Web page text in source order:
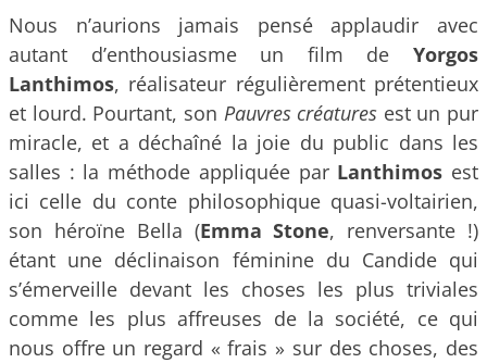
Nous n’aurions jamais pensé applaudir avec
autant d’enthousiasme un film de Yorgos
Lanthimos, réalisateur régulièrement prétentieux
et lourd. Pourtant, son Pauvres créatures est un pur
miracle, et a déchaîné la joie du public dans les
salles : la méthode appliquée par Lanthimos est
ici celle du conte philosophique quasi-voltairien,
son héroïne Bella (Emma Stone, renversante !)
étant une déclinaison féminine du Candide qui
s’émerveille devant les choses les plus triviales
comme les plus affreuses de la société, ce qui
nous offre un regard « frais » sur des choses, des